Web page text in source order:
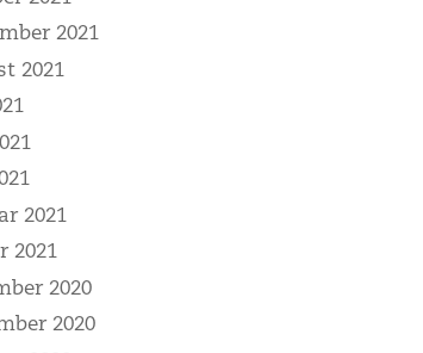
2021
2021
2021
2021
2020
2020